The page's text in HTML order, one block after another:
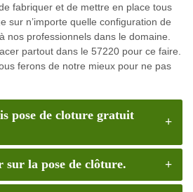
fabriquer et de mettre en place tous
sur n’importe quelle configuration de
nos professionnels dans le domaine.
partout dans le 57220 pour ce faire.
ferons de notre mieux pour ne pas
pose de cloture gratuit
sur la pose de clôture.